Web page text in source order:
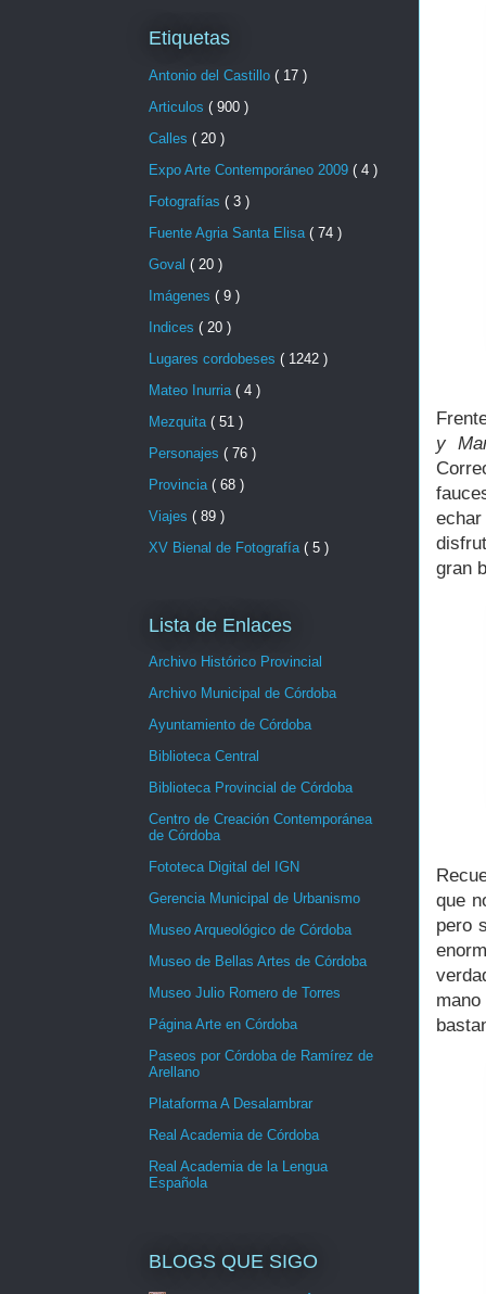
y
gran
que
pero
Etiquetas
Antonio del Castillo ( 17 )
Articulos ( 900 )
Calles ( 20 )
Expo Arte Contemporáneo 2009 ( 4 )
Fotografías ( 3 )
Fuente Agria Santa Elisa ( 74 )
Goval ( 20 )
Imágenes ( 9 )
Indices ( 20 )
Lugares cordobeses ( 1242 )
Mateo Inurria ( 4 )
Mezquita ( 51 )
Personajes ( 76 )
Provincia ( 68 )
Viajes ( 89 )
XV Bienal de Fotografía ( 5 )
Lista de Enlaces
Archivo Histórico Provincial
Archivo Municipal de Córdoba
Ayuntamiento de Córdoba
Biblioteca Central
Biblioteca Provincial de Córdoba
Centro de Creación Contemporánea
de Córdoba
Fototeca Digital del IGN
Gerencia Municipal de Urbanismo
Museo Arqueológico de Córdoba
Museo de Bellas Artes de Córdoba
Museo Julio Romero de Torres
Página Arte en Córdoba
Paseos por Córdoba de Ramírez de
Arellano
Plataforma A Desalambrar
Real Academia de Córdoba
Real Academia de la Lengua
Española
BLOGS QUE SIGO